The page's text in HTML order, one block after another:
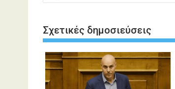
Σχετικές δημοσιεύσεις